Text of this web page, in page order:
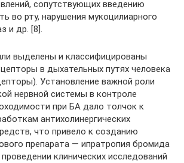
сопутствующих введению
во рту, нарушения мукоцилиарного
и др. [8].
выделены и классифицированы
в дыхательных путях человека
Установление важной роли
нервной системы в контроле
при БА дало толчок к
антихолинергических
что привело к созданию
препарата — ипратропия бромида
клинических исследований